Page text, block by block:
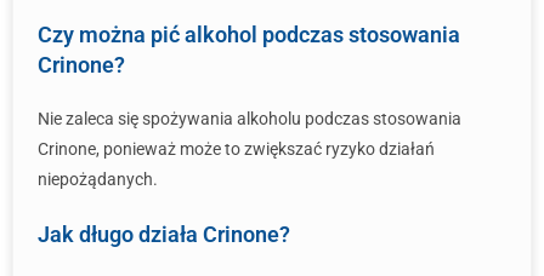
Czy można pić alkohol podczas stosowania
Crinone?
Nie zaleca się spożywania alkoholu podczas stosowania
Crinone, ponieważ może to zwiększać ryzyko działań
niepożądanych.
Jak długo działa Crinone?